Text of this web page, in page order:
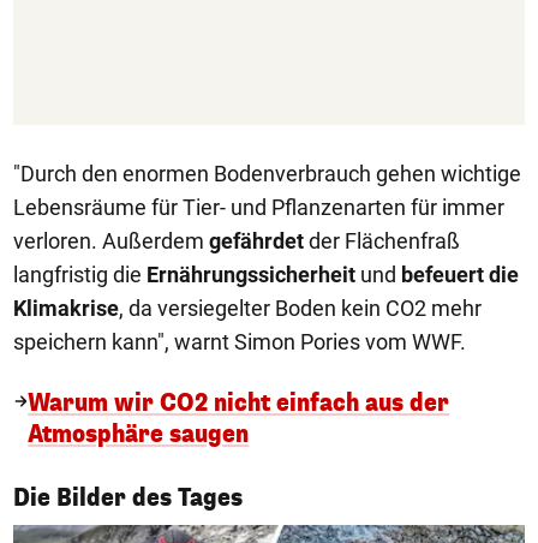
"Durch den enormen Bodenverbrauch gehen wichtige
Lebensräume für Tier- und Pflanzenarten für immer
verloren. Außerdem gefährdetder Flächenfraß
langfristig die Ernährungssicherheit und befeuert die
Klimakrise, da versiegelter Boden kein CO2 mehr
speichern kann", warnt Simon Pories vom WWF.
Warum wir CO2 nicht einfach aus der
Atmosphäre saugen
Die Bilder des Tages
1/50